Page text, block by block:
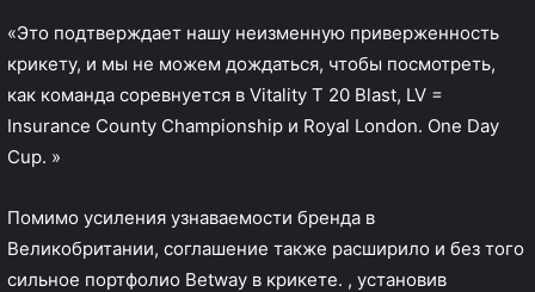
«Это подтверждает нашу неизменную приверженность
крикету, и мы не можем дождаться, чтобы посмотреть,
как команда соревнуется в Vitality T 20 Blast, LV =
Insurance County Championship и Royal London. One Day
Cup. »
Помимо усиления узнаваемости бренда в
Великобритании, соглашение также расширило и без того
сильное портфолио Betway в крикете. , установив